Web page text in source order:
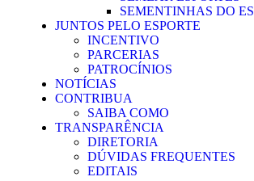
SEMENTINHAS DO
JUNTOS PELO ESPORTE
INCENTIVO
PARCERIAS
PATROCÍNIOS
NOTÍCIAS
CONTRIBUA
SAIBA COMO
TRANSPARÊNCIA
DIRETORIA
DÚVIDAS FREQUENTES
EDITAIS